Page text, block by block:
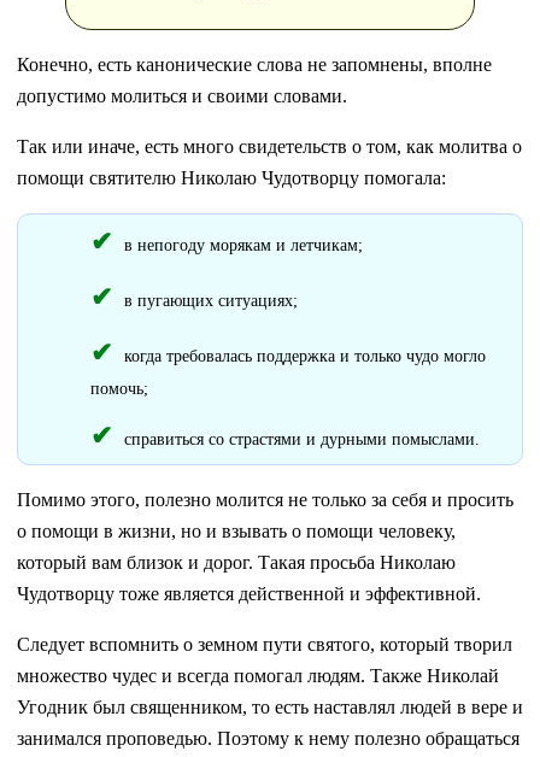
Конечно, есть канонические слова не запомнены, вполне
допустимо молиться и своими словами.
Так или иначе, есть много свидетельств о том, как молитва о
помощи святителю Николаю Чудотворцу помогала:
в непогоду морякам и летчикам;
в пугающих ситуациях;
когда требовалась поддержка и только чудо могло
помочь;
справиться со страстями и дурными помыслами.
Помимо этого, полезно молится не только за себя и просить
о помощи в жизни, но и взывать о помощи человеку,
который вам близок и дорог. Такая просьба Николаю
Чудотворцу тоже является действенной и эффективной.
Следует вспомнить о земном пути святого, который творил
множество чудес и всегда помогал людям. Также Николай
Угодник был священником, то есть наставлял людей в вере и
занимался проповедью. Поэтому к нему полезно обращаться